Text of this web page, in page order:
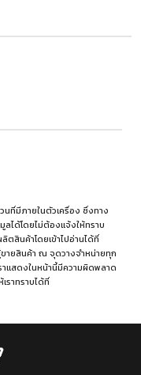
ที่มีภายในตัวเครื่อง ซึ่งทาง
ลได้โดยไม่ต้องแจ้งให้ทราบ
ตสินค้าโดยเข้าไปอ่านได้ที่
ายสินค้า ณ จุดวางจำหน่ายทุก
แสดงในหน้านี้มีความผิดพลาด
ราทราบได้ที่